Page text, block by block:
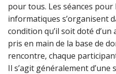
pour tous. Les séances pour
informatiques s’organisent
condition qu’il soit doté
pris en main de la base de
rencontre, chaque
Il s’agit généralement d’une